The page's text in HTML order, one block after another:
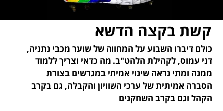
קשת בקצה הדשא
כולם דיברו השבוע על המחווה של שוער מכבי נתניה,
דני עמוס, לקהילת הלהט"ב. מה כדאי וצריך ללמוד
ממנה ומתי נראה שינוי אמיתי במגרשים בצורת
הסברה אמיתית של ערכי השוויון והקבלה, גם בקרב
הקהל וגם בקרב השחקנים